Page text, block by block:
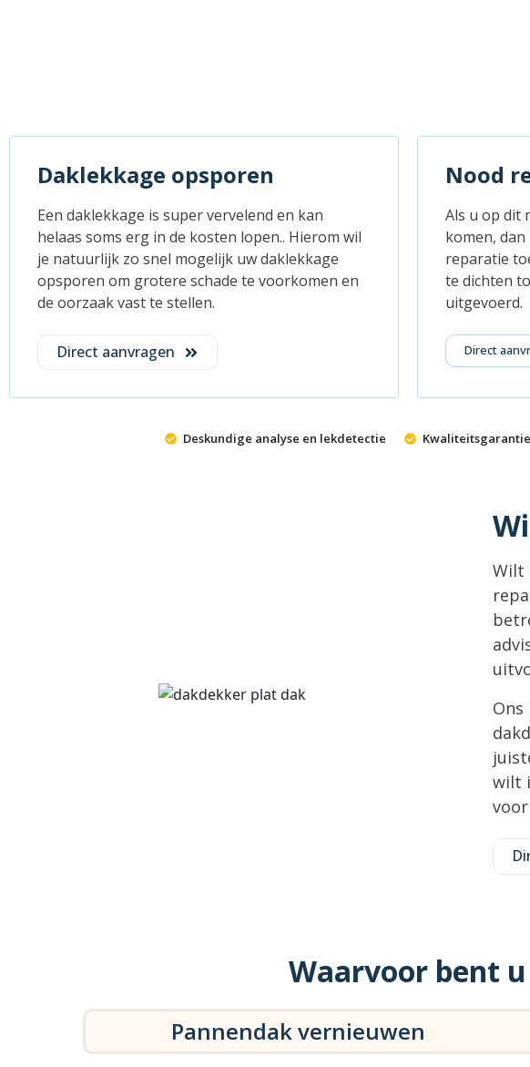
Daklekkage opsporen
Een daklekkage is super vervelend en kan
helaas soms erg in de kosten lopen.. Hierom wil
je natuurlijk zo snel mogelijk uw daklekkage
opsporen om grotere schade te voorkomen en
de oorzaak vast te stellen.
Direct aanvragen
Nood
Als u op dit
komen,
reparatie
te dichten
uitgevoerd.
Direct
Deskundige analyse en lekdetectie
Wilt
wilt
Waarvoor bent
Pannendak vernieuwen